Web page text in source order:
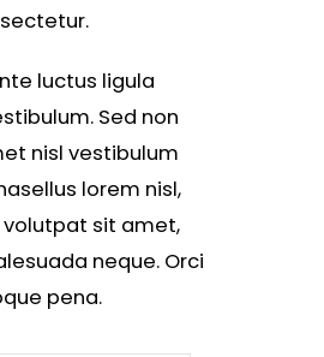
luctus ligula
Sed non
nisl vestibulum
lorem nisl,
sit amet,
neque. Orci
pena.